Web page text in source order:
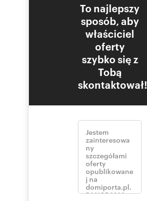
To najlepszy
sposób, aby
właściciel
oferty
szybko się z
Tobą
skontaktował!